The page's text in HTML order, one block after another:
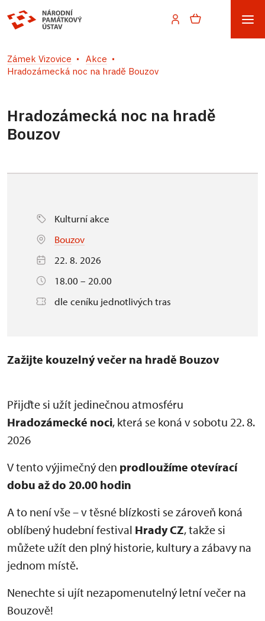
Zámek Vizovice
Akce
Hradozámecká noc na hradě Bouzov
Hradozámecká noc na hradě
Bouzov
Kulturní akce
Bouzov
22. 8. 2026
18.00 – 20.00
dle ceníku jednotlivých tras
Zažijte kouzelný večer na hradě Bouzov
Přijďte si užít jedinečnou atmosféru
Hradozámecké noci, která se koná v sobotu 22. 8.
2026
V tento výjimečný den prodloužíme otevírací
dobu až do 20.00 hodin
A to není vše – v těsné blízkosti se zároveň koná
oblíbený hudební festival Hrady CZ, takže si
můžete užít den plný historie, kultury a zábavy na
jednom místě.
Nenechte si ujít nezapomenutelný letní večer na
Bouzově!